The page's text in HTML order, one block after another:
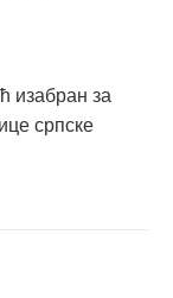
изабран за
српске